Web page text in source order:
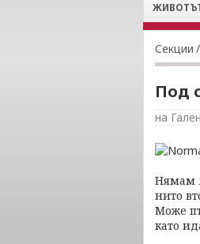
Секции /
Под
на
Нямам
нито
Може
като